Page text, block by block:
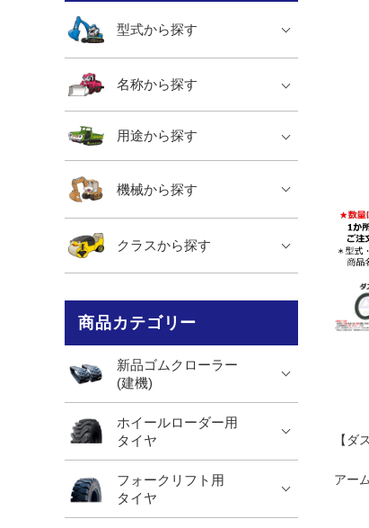
【ダ
アー
型式から探す
名称から探す
用途から探す
機械から探す
クラスから探す
商品カテゴリー
新品ゴムクローラー
(建機)
ホイールローダー用
タイヤ
フォークリフト用
タイヤ